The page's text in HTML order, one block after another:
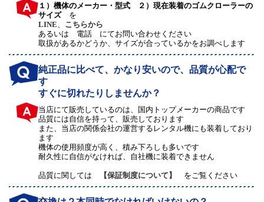
１）機体のメーカー・型式 ２）現在装着のゴムクローラーの
サイズを
LINE
こちらから
あるいは 電話 にてお問い合わせください
取扱があるかどうか、サイズが合っているかをお調べします
純正品に比べて、かなり安いので、品質が心配で
す
すぐに切れたりしませんか？
当店にて販売しているのは、国内トップメーカーの商品です
品質には自信を持って、販売しております
また、当店の関係会社の運営するレンタル機にも装着しており
ます
機体の使用頻度が高く、積み下ろしも多いです
耐久性に自信がなければ、自社機に装着できません
品質に関しては 【保証制度について】 をご覧ください